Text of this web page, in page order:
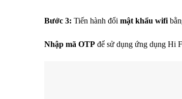
Bước 3: Tiến hành đổi mật khẩu wifi
Nhập mã OTP để sử dụng ứng dụng Hi